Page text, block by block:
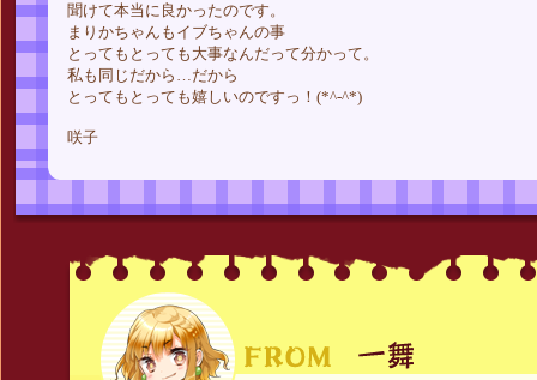
聞けて本当に良かったのです。
まりかちゃんもイブちゃんの事
とってもとっても大事なんだって分かって。
私も同じだから…だから
とってもとっても嬉しいのですっ！(*^-^*)
咲子